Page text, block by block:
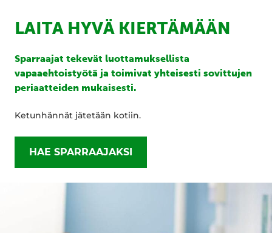
LAITA HYVÄ KIERTÄMÄÄN
Sparraajat tekevät luottamuksellista
vapaaehtoistyötä ja toimivat yhteisesti sovittujen
periaatteiden mukaisesti.
Ketunhännät jätetään kotiin.
HAE SPARRAAJAKSI